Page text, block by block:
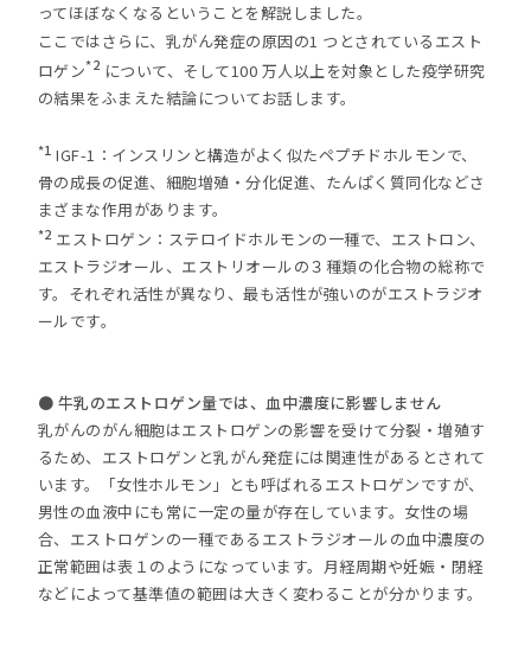
ってほぼなくなるということを解説しました。
ここではさらに、乳がん発症の原因の1 つとされているエスト
ロゲン*2 について、そして100 万人以上を対象とした疫学研究
の結果をふまえた結論についてお話します。
*1 IGF-1：インスリンと構造がよく似たペプチドホルモンで、
骨の成長の促進、細胞増殖・分化促進、たんぱく質同化などさ
まざまな作用があります。
*2 エストロゲン：ステロイドホルモンの一種で、エストロン、
エストラジオール、エストリオールの３種類の化合物の総称で
す。それぞれ活性が異なり、最も活性が強いのがエストラジオ
ールです。
● 牛乳のエストロゲン量では、血中濃度に影響しません
乳がんのがん細胞はエストロゲンの影響を受けて分裂・増殖す
るため、エストロゲンと乳がん発症には関連性があるとされて
います。「女性ホルモン」とも呼ばれるエストロゲンですが、
男性の血液中にも常に一定の量が存在しています。女性の場
合、エストロゲンの一種であるエストラジオールの血中濃度の
正常範囲は表１のようになっています。月経周期や妊娠・閉経
などによって基準値の範囲は大きく変わることが分かります。